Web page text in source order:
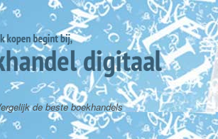
de beste boekhandels